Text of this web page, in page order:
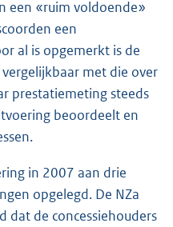
een «ruim voldoende»
een
al is opgemerkt is de
met die over
prestatiemeting steeds
beoordeelt en
in 2007 aan drie
opgelegd. De NZa
dat de concessiehouders